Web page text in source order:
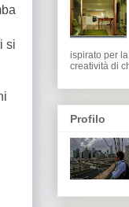
si
ispirato per
creatività di
Profilo